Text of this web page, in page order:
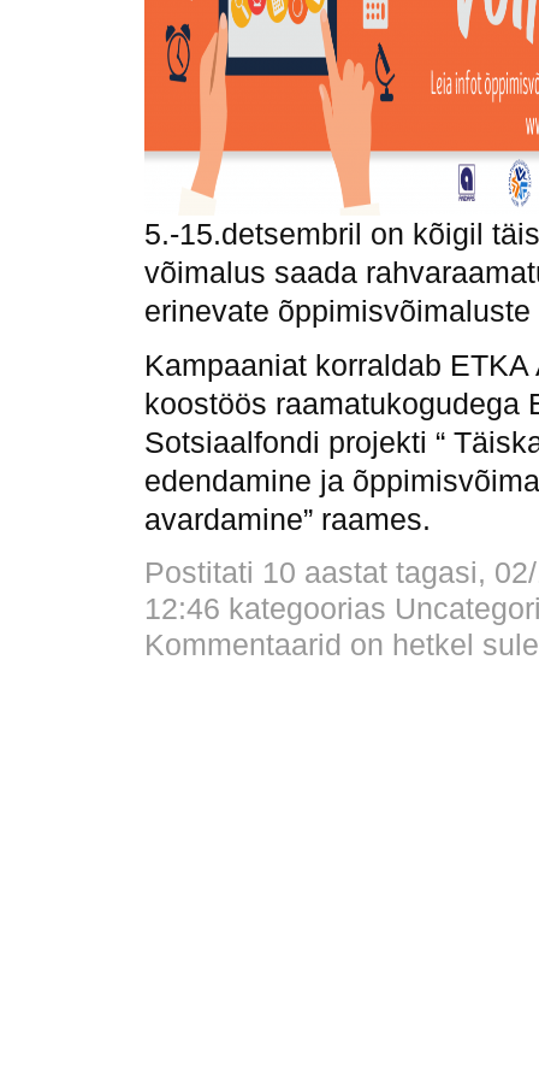
5.-15.detsembril on kõigil
võimalus saada
erinevate õppimisvõimaluste
Kampaaniat korraldab ETKA
koostöös raamatukogudega
Sotsiaalfondi projekti “
edendamine ja
avardamine” raames.
Postitati 10 aastat tagasi,
12:46 kategoorias
Kommentaarid on hetkel